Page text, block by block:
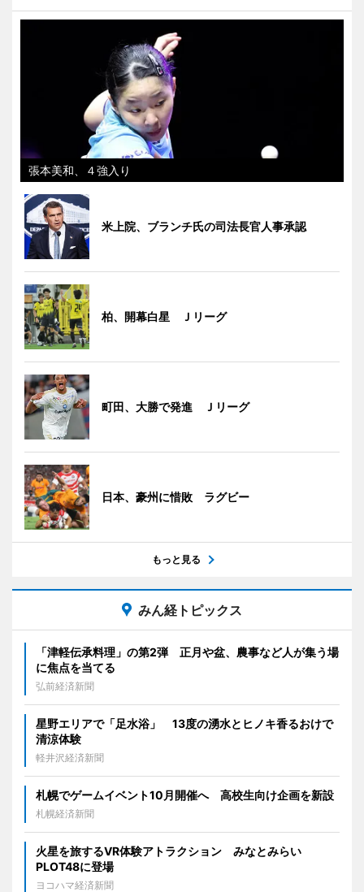
張本美和、４強入り
米上院、ブランチ氏の司法長官人事承認
柏、開幕白星 Ｊリーグ
町田、大勝で発進 Ｊリーグ
日本、豪州に惜敗 ラグビー
もっと見る
みん経トピックス
「津軽伝承料理」の第2弾 正月や盆、農事など人が集う場
に焦点を当てる
弘前経済新聞
星野エリアで「足水浴」 13度の湧水とヒノキ香るおけで
清涼体験
軽井沢経済新聞
札幌でゲームイベント10月開催へ 高校生向け企画を新設
札幌経済新聞
火星を旅するVR体験アトラクション みなとみらい
PLOT48に登場
ヨコハマ経済新聞